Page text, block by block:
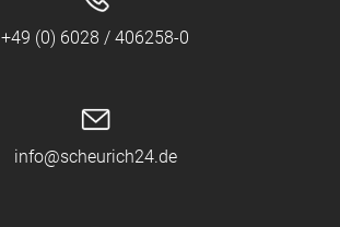
+49 (0) 6028 / 406258-0
info@scheurich24.de